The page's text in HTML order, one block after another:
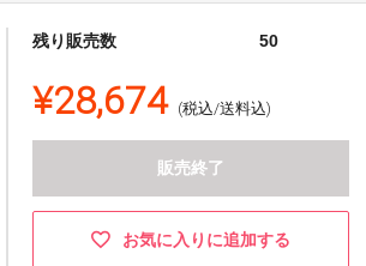
残り販売数 50
¥28,674 (税込/送料込)
販売終了
お気に入りに追加する